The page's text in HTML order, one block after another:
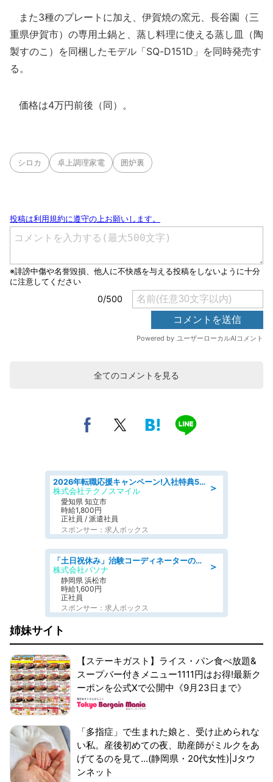
また3種のプレートに加え、伊賀焼の窯元、長谷園（三
重県伊賀市）の専用土鍋と、蒸し料理に使える蒸し皿（陶
製すのこ）を同梱したモデル「SQ-D151D」を同時発売す
る。
価格は4万円前後（同）。
シロカ 卓上調理家電 囲炉裏
全てのコメントを見る
＞
2026年転職応援キャンペーン!入社特典58万円/デンソーで働こう!自動車工場で小型部品の検査業務 denso aichi
株式会社テクノスマイル
愛知県 知立市
時給1,800円
正社員 / 派遣社員
スポンサー：求人ボックス
＞
「土日祝休み」治験コーディネーターのお仕事/未経験OK
株式会社パソナ
静岡県 浜松市
時給1,600円
正社員
スポンサー：求人ボックス
姉妹サイト
【ステーキガスト】ライス・パン食べ放題&
スープバー付きメニュー1111円はお得!最新ク
ーポンを公式Xで公開中《9月23日まで》
「多指症」で生まれた娘と、受け止められな
い私。産後初めての夜、助産師がミルクをあ
げてるのを見て...(静岡県・20代女性)|Jタウ
ンネット